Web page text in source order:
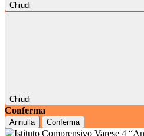
Chiudi
Chiudi
Conferma
Annulla Conferma